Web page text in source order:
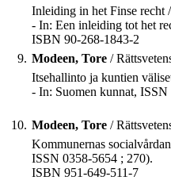
Inleiding in het Finse recht
- In: Een inleiding tot het
ISBN 90-268-1843-2
9. Modeen, Tore /
Itsehallinto ja kuntien
- In: Suomen kunnat,
10. Modeen, Tore /
Kommunernas
ISSN 0358-5654 ; 270).
ISBN 951-649-511-7